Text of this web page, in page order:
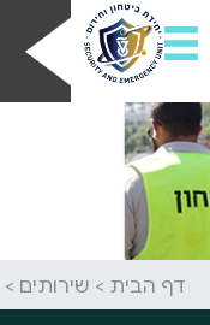
דף הבית > שירותים >